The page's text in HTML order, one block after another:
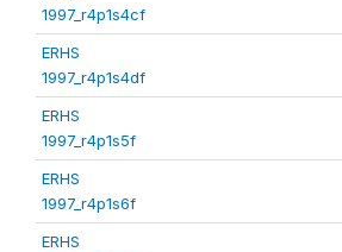
1997_r4p1s4cf
ERHS
1997_r4p1s4df
ERHS
1997_r4p1s5f
ERHS
1997_r4p1s6f
ERHS